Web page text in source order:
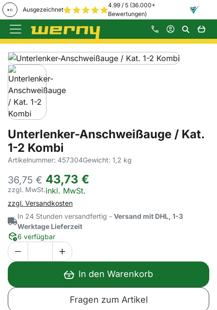
Ausgezeichnet
4.99 / 5 (36.000+
Bewertungen)
Zum Hauptinhalt springen
Produktgalerie
Zur Kaufbox springen
Unterlenker-Anschweißauge / Kat.
1-2 Kombi
Artikelnummer: 457304Gewicht: 1,2 kg
36,75 €
zzgl. MwSt.
43,73 €
Steuerhinweis:
inkl. MwSt.
zzgl. Versandkosten
In 24 Stunden versandfertig - Versand mit DHL, 1-3
Werktage Lieferzeit
6 verfügbar
In den Warenkorb
Fragen zum Artikel